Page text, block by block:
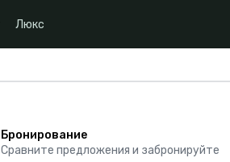
Люкс
Бронирование
Сравните предложения и забронируйте